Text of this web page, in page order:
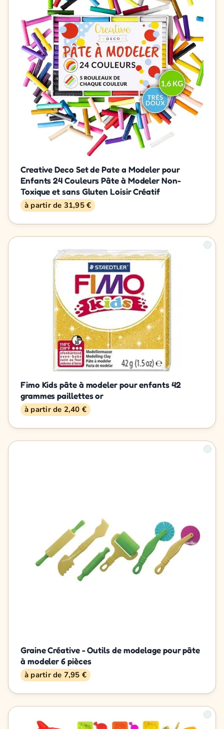
Creative Deco Set de Pate a Modeler pour
Enfants 24 Couleurs Pâte à Modeler Non-
Toxique et sans Gluten Loisir Créatif
à partir de 31,95 €
Fimo Kids pâte à modeler pour enfants 42
grammes paillettes or
à partir de 2,40 €
Graine Créative - Outils de modelage pour pâte
à modeler 6 pièces
à partir de 7,95 €